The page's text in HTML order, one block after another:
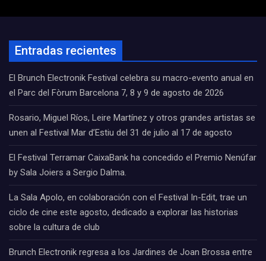
Entradas recientes
El Brunch Electronik Festival celebra su macro-evento anual en
el Parc del Fòrum Barcelona 7, 8 y 9 de agosto de 2026
Rosario, Miguel Ríos, Leire Martínez y otros grandes artistas se
unen al Festival Mar d’Estiu del 31 de julio al 17 de agosto
El Festival Terramar CaixaBank ha concedido el Premio Nenúfar
by Sala Joiers a Sergio Dalma.
La Sala Apolo, en colaboración con el Festival In-Edit, trae un
ciclo de cine este agosto, dedicado a explorar las historias
sobre la cultura de club
Brunch Electronik regresa a los Jardines de Joan Brossa entre